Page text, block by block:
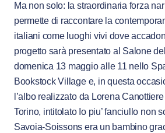
Ma non solo: la straordinaria forza
permette di raccontare la
italiani come luoghi vivi dove
progetto sarà presentato al Salone
domenica 13 maggio alle 11 nello
Bookstock Village e, in questa
l’albo realizzato da Lorena
Torino, intitolato Io piu’ fanciullo non
Savoia-Soissons era un bambino